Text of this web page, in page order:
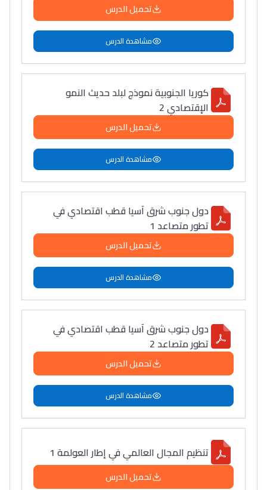
تحميل الدرس
مشاهدة الدرس
كوريا الجنوبية نموذج لبلد حديث النمو
الإقتصادي 2
تحميل الدرس
مشاهدة الدرس
دول جنوب شرق آسيا قطب اقتصادي في
تطور متصاعد 1
تحميل الدرس
مشاهدة الدرس
دول جنوب شرق آسيا قطب اقتصادي في
تطور متصاعد 2
تحميل الدرس
مشاهدة الدرس
تنظيم المجال العالمي في إطار العولمة 1
تحميل الدرس